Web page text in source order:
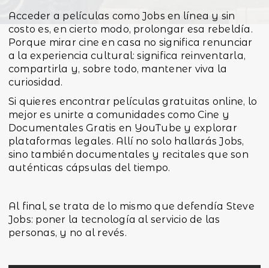
Acceder a películas como Jobs en línea y sin
costo es, en cierto modo, prolongar esa rebeldía.
Porque mirar cine en casa no significa renunciar
a la experiencia cultural: significa reinventarla,
compartirla y, sobre todo, mantener viva la
curiosidad.
Si quieres encontrar películas gratuitas online, lo
mejor es unirte a comunidades como Cine y
Documentales Gratis en YouTube y explorar
plataformas legales. Allí no solo hallarás Jobs,
sino también documentales y recitales que son
auténticas cápsulas del tiempo.
Al final, se trata de lo mismo que defendía Steve
Jobs: poner la tecnología al servicio de las
personas, y no al revés.